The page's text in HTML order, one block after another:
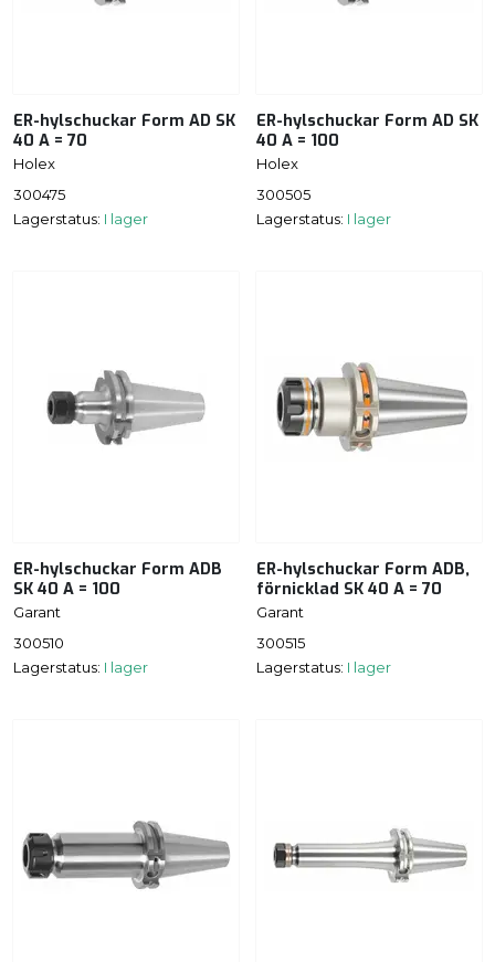
ER-hylschuckar Form AD SK
40 A = 70
Holex
300475
Lagerstatus: I lager
ER-hylschuckar Form AD SK
40 A = 100
Holex
300505
Lagerstatus: I lager
ER-hylschuckar Form ADB
SK 40 A = 100
Garant
300510
Lagerstatus: I lager
ER-hylschuckar Form ADB,
förnicklad SK 40 A = 70
Garant
300515
Lagerstatus: I lager